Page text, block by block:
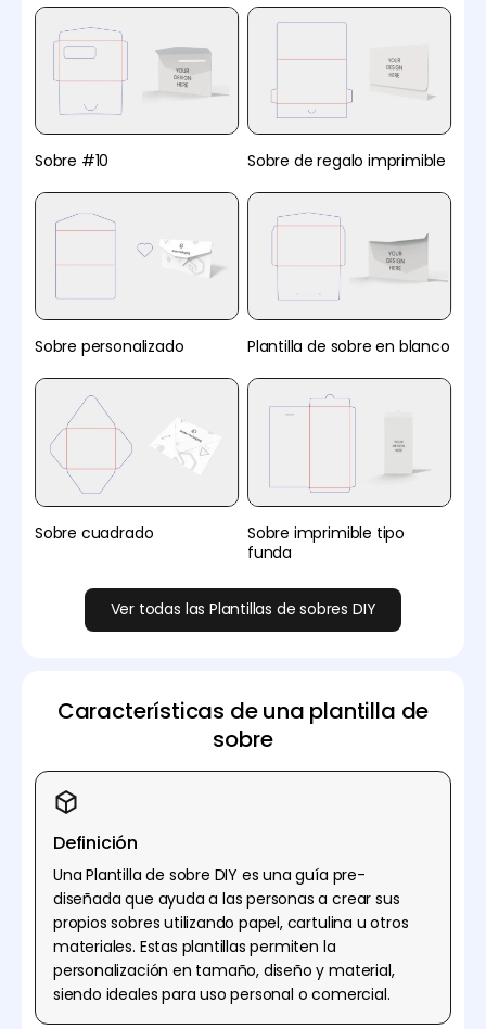
Sobre #10 Sobre de regalo imprimible
Sobre personalizado Plantilla de sobre en blanco
Sobre cuadrado
Sobre imprimible tipo
funda
Ver todas las Plantillas de sobres DIY
Características de una plantilla de
sobre
Definición
Una Plantilla de sobre DIY es una guía pre-
diseñada que ayuda a las personas a crear sus
propios sobres utilizando papel, cartulina u otros
materiales. Estas plantillas permiten la
personalización en tamaño, diseño y material,
siendo ideales para uso personal o comercial.